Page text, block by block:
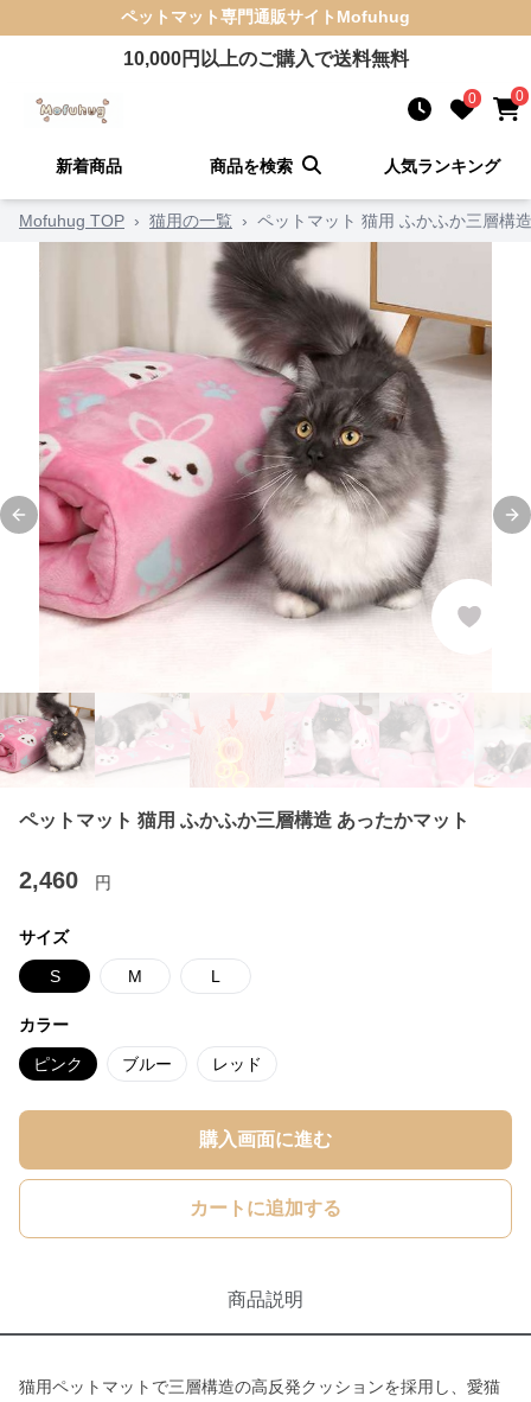
ペットマット専門通販サイト Mofuhug
10,000円以上のご購入で送料無料
0 0
新着商品 商品を検索 人気ランキング
Mofuhug TOP › 猫用の一覧 › ペットマット 猫用 ふかふか三層構
Previous slide
ペットマット 猫用 ふかふか三層構造 あったかマット
2,460 円
サイズ
S M L
カラー
ピンク ブルー レッド
購入画面に進む
カートに追加する
商品説明
猫用ペットマットで三層構造の高反発クッションを採用し、愛猫